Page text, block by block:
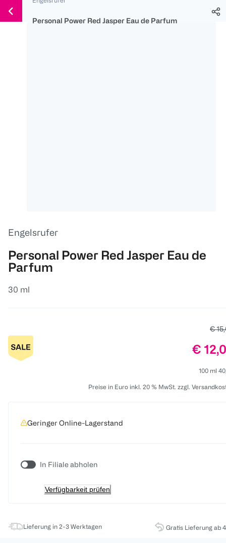
150 Ös
300 Ös
500 Ös
Weiter
zum
Personal Power Red Jasper Eau de Parfum
Engelsrufer
Personal Power Red Jasper Eau de
Parfum
30 ml
€
Preis:
€
100 ml
Preise in Euro inkl. 20 % MwSt. zzgl.
Geringer Online-Lagerstand
In Filiale abholen
Verfügbarkeit prüfen
Lieferung in 2-3 Werktagen Gratis Lieferung ab